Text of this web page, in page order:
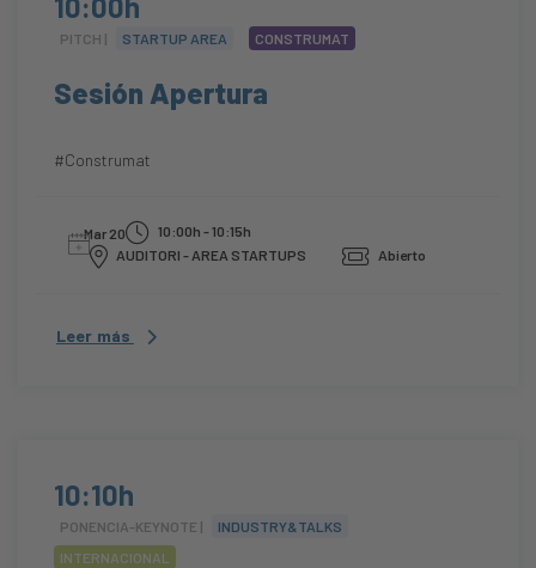
10:00h
PITCH | STARTUP AREA CONSTRUMAT
Sesión Apertura
#Construmat
Mar 20
10:00h - 10:15h
AUDITORI - AREA STARTUPS
Abierto
Leer más
10:10h
PONENCIA-KEYNOTE |
INDUSTRY&TALKS
INTERNACIONAL